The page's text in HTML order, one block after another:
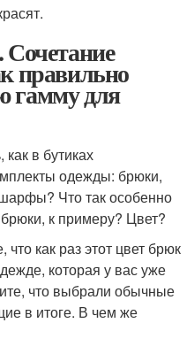
Сочетание
правильно
гамму для
в бутиках
одежды: брюки,
Что так особенно
к примеру? Цвет?
как раз этот цвет брюк
которая у вас уже
что выбрали обычные
в итоге. В чем же